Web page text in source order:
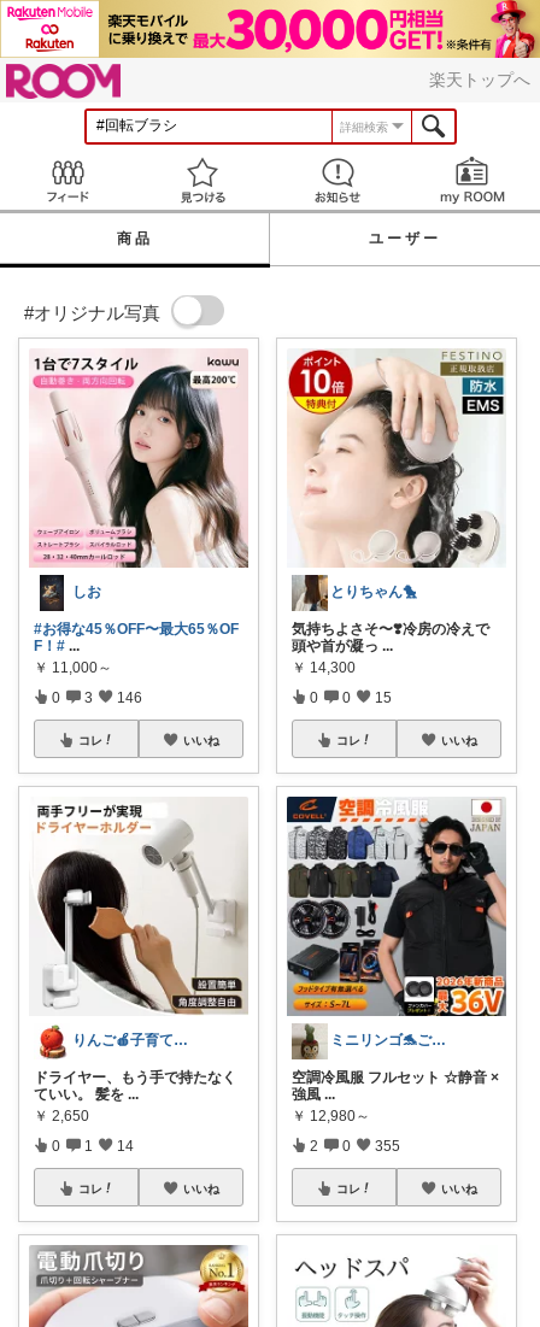
楽天トップへ
詳細検索
見つける お知らせ
商品 ユーザー
#オリジナル写真
しお
#お得な45％OFF〜最大65％OF
F！ # ...
￥ 11,000～
0 3 146
コレ いいね
りんご🍎子育てママの日用品
ドライヤー、もう手で持たなく
ていい。 髪を ...
￥ 2,650
0 1 14
コレ いいね
とりちゃん🐤
気持ちよさそ〜❣️冷房の冷えで
頭や首が凝っ ...
￥ 14,300
0 0 15
コレ いいね
ミニリンゴ🐬ご縁に感謝🌻ありがとう
空調冷風服 フルセット ☆静音 ×
強風 ...
￥ 12,980～
2 0 355
コレ いいね